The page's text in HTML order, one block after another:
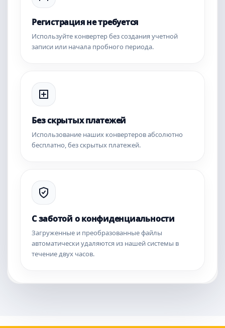
Регистрация не требуется
Используйте конвертер без создания учетной
записи или начала пробного периода.
Без скрытых платежей
Использование наших конвертеров абсолютно
бесплатно, без скрытых платежей.
С заботой о конфиденциальности
Загруженные и преобразованные файлы
автоматически удаляются из нашей системы в
течение двух часов.